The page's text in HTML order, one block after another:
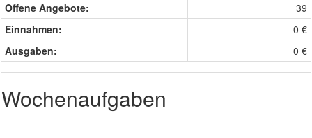
Offene Angebote:
39
Einnahmen:
0 €
Ausgaben:
0 €
Wochenaufgaben